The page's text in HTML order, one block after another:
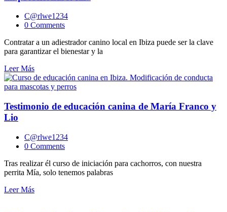
C@rlwe1234
0 Comments
Contratar a un adiestrador canino local en Ibiza puede ser la clave
para garantizar el bienestar y la
Leer Más
Testimonio de educación canina de María Franco y
Lio
C@rlwe1234
0 Comments
Tras realizar él curso de iniciación para cachorros, con nuestra
perrita Mía, solo tenemos palabras
Leer Más